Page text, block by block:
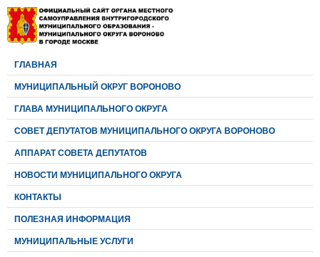
ГЛАВНАЯ
МУНИЦИПАЛЬНЫЙ ОКРУГ ВОРОНОВО
ГЛАВА МУНИЦИПАЛЬНОГО ОКРУГА
CОВЕТ ДЕПУТАТОВ МУНИЦИПАЛЬНОГО ОКРУГА ВОРОНОВО
АППАРАТ СОВЕТА ДЕПУТАТОВ
НОВОСТИ МУНИЦИПАЛЬНОГО ОКРУГА
КОНТАКТЫ
ПОЛЕЗНАЯ ИНФОРМАЦИЯ
МУНИЦИПАЛЬНЫЕ УСЛУГИ